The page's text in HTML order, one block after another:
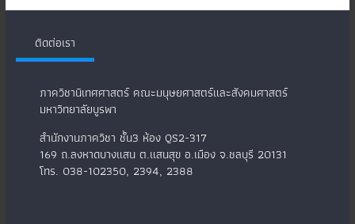
ติดต่อเรา
ภาควิชานิเทศศาสตร์ คณะมนุษยศาสตร์และสังคมศาสตร์
มหาวิทยาลัยบูรพา
สำนักงานภาควิชา ชั้น3 ห้อง QS2-317
169 ถ.ลงหาดบางแสน ต.แสนสุข อ.เมือง จ.ชลบุรี 20131
โทร. 038-102350, 2394, 2388